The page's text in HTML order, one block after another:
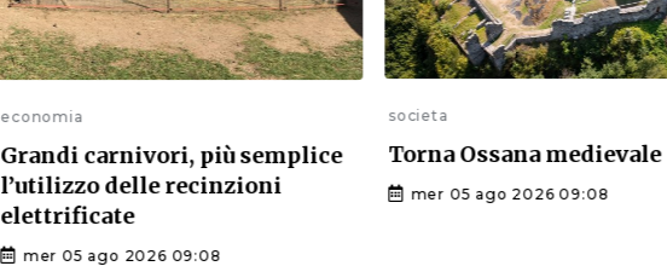
economia
Grandi carnivori, più semplice
l’utilizzo delle recinzioni
elettrificate
mer 05 ago 2026 09:08
societa
Torna Ossana medievale
mer 05 ago 2026 09:08